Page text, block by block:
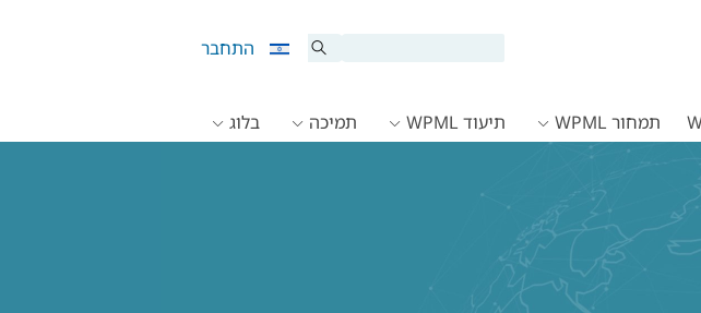
התחבר
תמחור WPML תיעוד WPML תמיכה בלוג